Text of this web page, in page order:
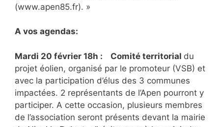
(www.apen85.fr). »
A vos agendas:
Mardi 20 février 18h : Comité territorial du
projet éolien, organisé par le promoteur (VSB) et
avec la participation d’élus des 3 communes
impactées. 2 représentants de l’Apen pourront y
participer. A cette occasion, plusieurs membres
de l’association seront présents devant la mairie